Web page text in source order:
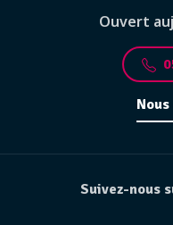
Ouvert
Suivez-nous